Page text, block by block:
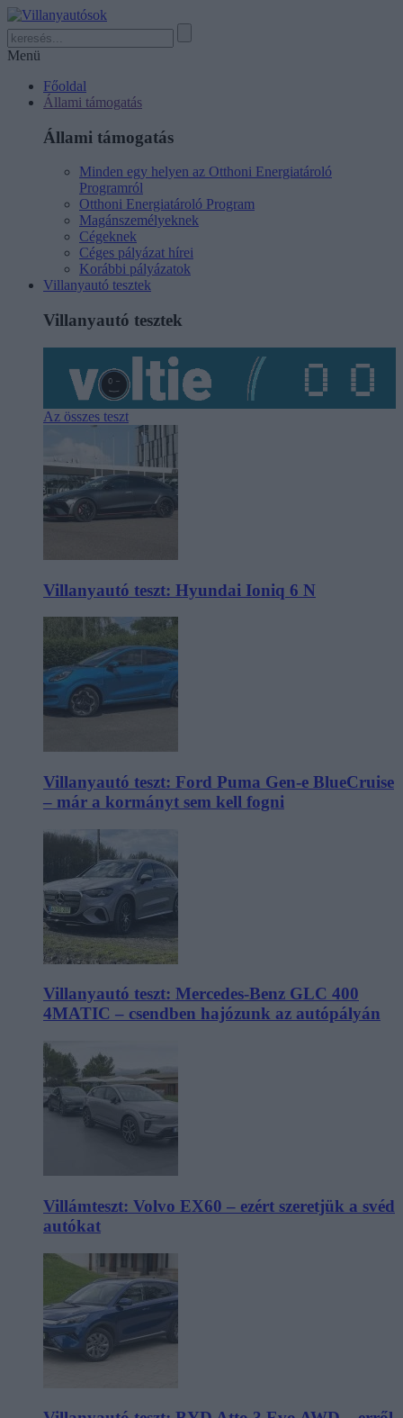
Menü
Főoldal
Állami támogatás
Állami támogatás
Minden egy helyen az Otthoni Energiatároló
Programról
Otthoni Energiatároló Program
Magánszemélyeknek
Cégeknek
Céges pályázat hírei
Korábbi pályázatok
Villanyautó tesztek
Villanyautó tesztek
Az összes teszt
Villanyautó teszt: Hyundai Ioniq 6 N
Villanyautó teszt: Ford Puma Gen-e BlueCruise
– már a kormányt sem kell fogni
Villanyautó teszt: Mercedes-Benz GLC 400
4MATIC – csendben hajózunk az autópályán
Villámteszt: Volvo EX60 – ezért szeretjük a svéd
autókat